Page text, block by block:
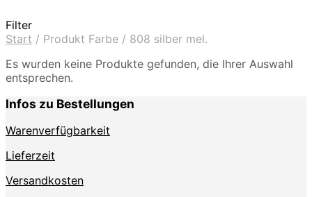
Filter
Start / Produkt Farbe / 808 silber mel.
Es wurden keine Produkte gefunden, die Ihrer Auswahl
entsprechen.
Infos zu Bestellungen
Warenverfügbarkeit
Lieferzeit
Versandkosten